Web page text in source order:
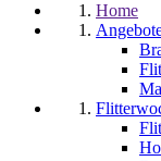
Home